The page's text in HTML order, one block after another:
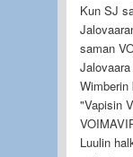
Kun SJ
saman
"Vapisin
Luulin